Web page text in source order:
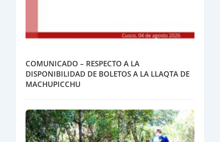
COMUNICADO – RESPECTO A LA
DISPONIBILIDAD DE BOLETOS A LA LLAQTA DE
MACHUPICCHU